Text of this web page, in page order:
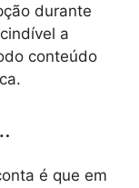
durante
a
conteúdo
é que em